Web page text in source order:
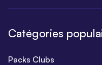
Catégories
Packs Clubs